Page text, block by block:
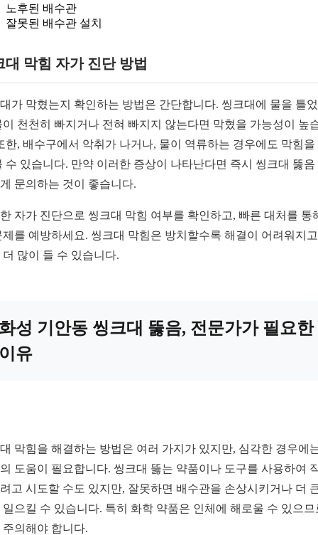
노후된 배수관
잘못된 배수관 설치
대 막힘 자가 진단 방법
가 막혔는지 확인하는 방법은 간단합니다. 씽크대에 물을 틀
이 천천히 빠지거나 전혀 빠지지 않는다면 막혔을 가능성이 높
한, 배수구에서 악취가 나거나, 물이 역류하는 경우에도 막힘을
수 있습니다. 만약 이러한 증상이 나타난다면 즉시 씽크대 뚫음
문의하는 것이 좋습니다.
자가 진단으로 씽크대 막힘 여부를 확인하고, 빠른 대처를 통
제를 예방하세요. 씽크대 막힘은 방치할수록 해결이 어려워지
더 많이 들 수 있습니다.
성 기안동 씽크대 뚫음, 전문가가 필요한
유
막힘을 해결하는 방법은 여러 가지가 있지만, 심각한 경우에
도움이 필요합니다. 씽크대 뚫는 약품이나 도구를 사용하여
고 시도할 수도 있지만, 잘못하면 배수관을 손상시키거나 더
일으킬 수 있습니다. 특히 화학 약품은 인체에 해로울 수 있으므
주의해야 합니다.